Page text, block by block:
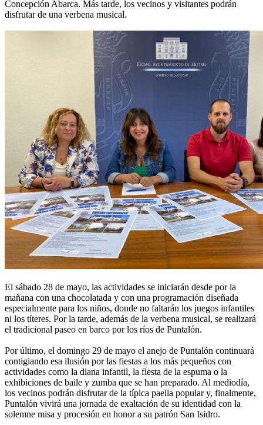
Concepción Abarca. Más tarde, los vecinos y visitantes podrán
disfrutar de una verbena musical.
El sábado 28 de mayo, las actividades se iniciarán desde por la
mañana con una chocolatada y con una programación diseñada
especialmente para los niños, donde no faltarán los juegos infantiles
ni los títeres. Por la tarde, además de la verbena musical, se realizará
el tradicional paseo en barco por los ríos de Puntalón.
Por último, el domingo 29 de mayo el anejo de Puntalón continuará
contigiando esa ilusión por las fiestas a los más pequeños con
actividades como la diana infantil, la fiesta de la espuma o la
exhibiciones de baile y zumba que se han preparado. Al mediodía,
los vecinos podrán disfrutar de la típica paella popular y, finalmente,
Puntalón vivirá una jornada de exaltación de su identidad con la
solemne misa y procesión en honor a su patrón San Isidro.